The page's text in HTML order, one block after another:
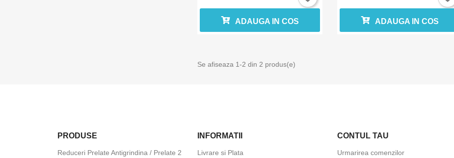
ADAUGA IN COS ADAUGA IN COS
Se afiseaza 1-2 din 2 produs(e)
PRODUSE
Reduceri Prelate Antigrindina / Prelate 2
INFORMATII
Livrare si Plata
CONTUL TAU
Urmarirea comenzilor